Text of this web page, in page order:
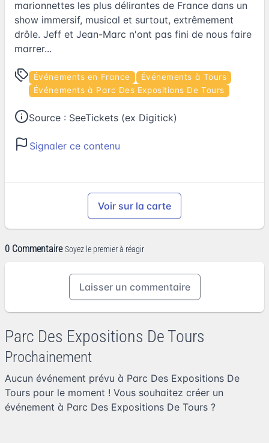
marionnettes les plus délirantes de France dans un
show immersif, musical et surtout, extrêmement
drôle. Jeff et Jean-Marc n'ont pas fini de nous faire
marrer...
Événements en France
Événements à Tours
Événements à Parc Des Expositions De Tours
Source : SeeTickets (ex Digitick)
Signaler ce contenu
Voir sur la carte
0 Commentaire Soyez le premier à réagir
Laisser un commentaire
Parc Des Expositions De Tours
Prochainement
Aucun événement prévu à Parc Des Expositions De
Tours pour le moment ! Vous souhaitez créer un
événement à Parc Des Expositions De Tours ?